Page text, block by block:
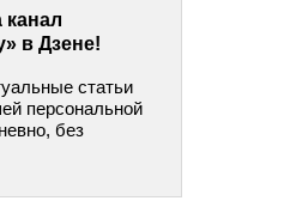
канал
в Дзене!
статьи
персональной
без